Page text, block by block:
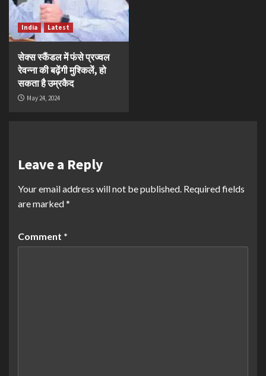
India Latest
सेक्स स्कैंडल में फंसे प्रज्वल
रेवन्ना की बढ़ेंगी मुश्किलें, हो
सकता है उम्रकैद
May 24, 2024
Leave a Reply
Your email address will not be published. Required fields
are marked*
Comment *